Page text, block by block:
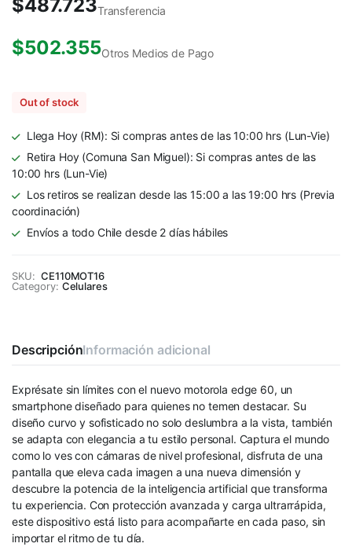
$487.723Transferencia
$502.355Otros Medios de Pago
Out of stock
Llega Hoy (RM): Si compras antes de las 10:00 hrs (Lun-Vie)
Retira Hoy (Comuna San Miguel): Si compras antes de las
10:00 hrs (Lun-Vie)
Los retiros se realizan desde las 15:00 a las 19:00 hrs (Previa
coordinación)
Envíos a todo Chile desde 2 días hábiles
SKU: CE110MOT16
Category: Celulares
DescripciónInformación adicional
Exprésate sin límites con el nuevo motorola edge 60, un
smartphone diseñado para quienes no temen destacar. Su
diseño curvo y sofisticado no solo deslumbra a la vista, también
se adapta con elegancia a tu estilo personal. Captura el mundo
como lo ves con cámaras de nivel profesional, disfruta de una
pantalla que eleva cada imagen a una nueva dimensión y
descubre la potencia de la inteligencia artificial que transforma
tu experiencia. Con protección avanzada y carga ultrarrápida,
este dispositivo está listo para acompañarte en cada paso, sin
importar el ritmo de tu día.